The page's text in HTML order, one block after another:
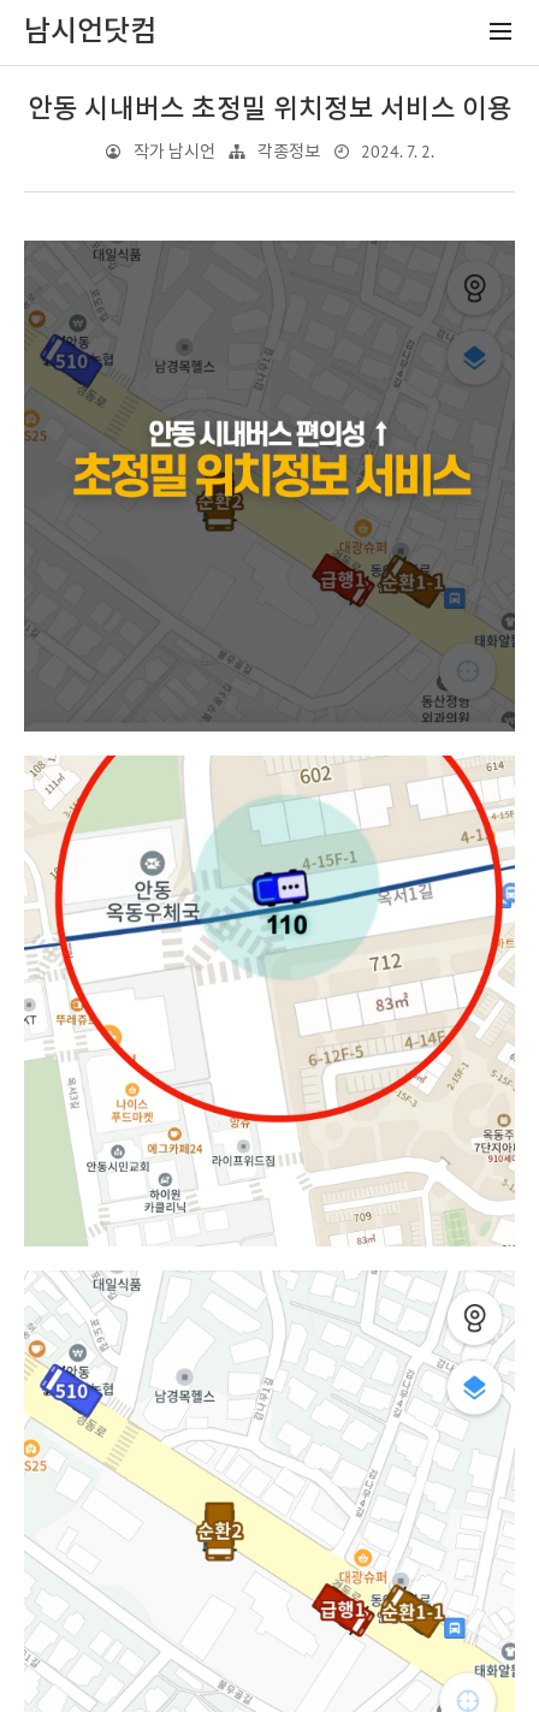
남시언닷컴
안동 시내버스 초정밀 위치정보 서비스 이용
작가 남시언 각종정보 2024. 7. 2.